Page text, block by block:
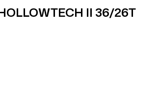
II 36/26T